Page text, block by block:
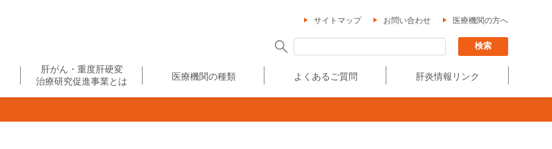
サイトマップ お問い合わせ 医療機関の方へ
肝がん・重度肝硬変
治療研究促進事業とは
医療機関の種類 よくあるご質問 肝炎情報リンク